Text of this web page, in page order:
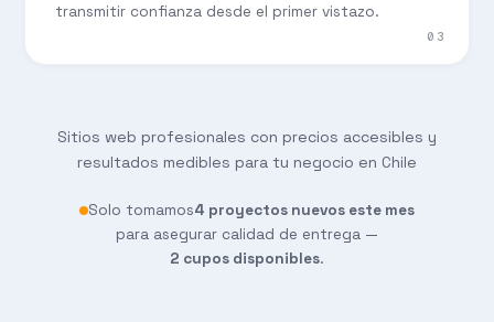
transmitir confianza desde el primer vistazo.
03
Sitios web profesionales con precios accesibles y
resultados medibles para tu negocio en Chile
Solo tomamos4 proyectos nuevos este mes
para asegurar calidad de entrega —
2 cupos disponibles.